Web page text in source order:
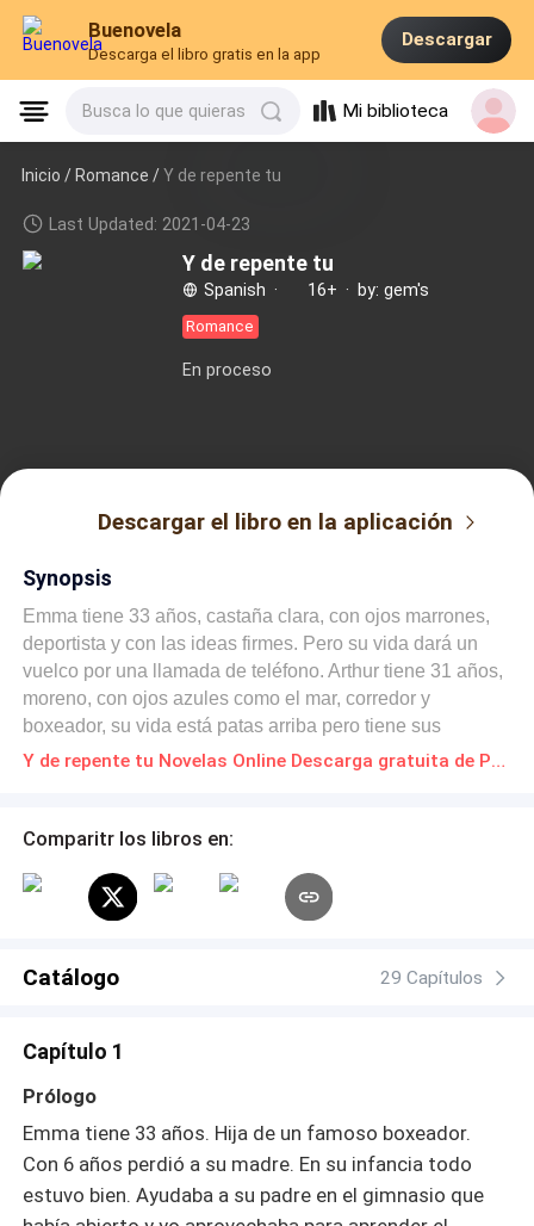
Buenovela
Descarga el libro gratis en la app
Descargar
Busca lo que quieras Mi biblioteca
Inicio /Romance /Y de repente tu
Last Updated: 2021-04-23
Y de repente tu
Spanish · 16+ · by: gem's
Romance
En proceso
Descargar el libro en la aplicación
Synopsis
Emma tiene 33 años, castaña clara, con ojos marrones,
deportista y con las ideas firmes. Pero su vida dará un
vuelco por una llamada de teléfono. Arthur tiene 31 años,
moreno, con ojos azules como el mar, corredor y
boxeador, su vida está patas arriba pero tiene sus
objetivos claros. Ella es española, él ruso. Hacía más de
reencuentran? Lograrán reconocerse? Estarán sus vidas
objetivos o se quedarán por el camino?
Y de repente tu Novelas Online Descarga gratuita de PDF
Comparitr los libros en:
Catálogo 29 Capítulos
Capítulo 1
Prólogo
Emma tiene 33 años. Hija de un famoso boxeador.
Con 6 años perdió a su madre. En su infancia todo
estuvo bien. Ayudaba a su padre en el gimnasio que